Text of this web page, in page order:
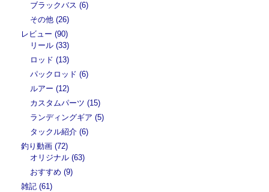
ブラックバス (6)
その他 (26)
レビュー (90)
リール (33)
ロッド (13)
パックロッド (6)
ルアー (12)
カスタムパーツ (15)
ランディングギア (5)
タックル紹介 (6)
釣り動画 (72)
オリジナル (63)
おすすめ (9)
雑記 (61)